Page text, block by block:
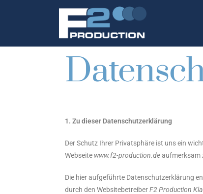
1. Zu dieser Datenschutzerklärung
Der Schutz Ihrer Privatsphäre ist uns ein
Webseite www.f2-production.deaufmerksam
Die hier aufgeführte Datenschutzerklärung
durch den WebsitebetreiberF2 Production